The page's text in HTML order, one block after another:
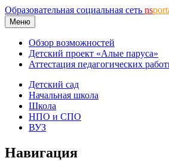
Образовательная социальная сеть ns
Меню
Обзор возможностей
Детский проект «Алые паруса»
Аттестация педагогических
Детский сад
Начальная школа
Школа
НПО и СПО
ВУЗ
Навигация